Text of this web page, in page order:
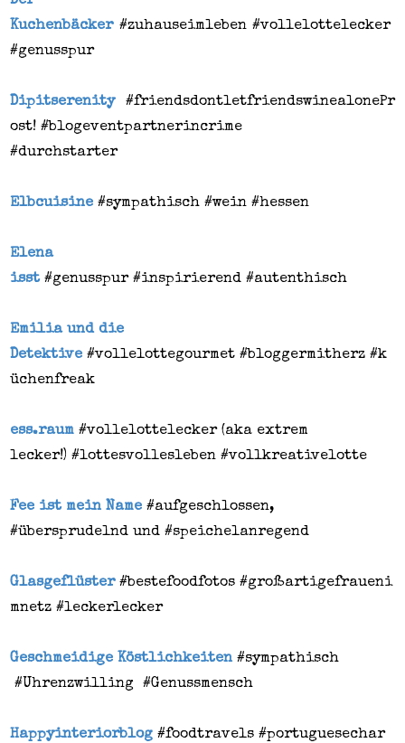
Kuchenbäcker #zuhauseimleben #vollelottelecker
#genusspur
Dipitserenity
#friendsdontletfriendswinealonePr
ost!#blogeventpartnerincrime
#durchstarter
Elbcuisine #sympathisch#wein#hessen
Elena
isst #genusspur#inspirierend#autenthisch
Emilia und die
Detektive #vollelottegourmet#bloggermitherz#k
üchenfreak
ess.raum #vollelottelecker (aka extrem
lecker!)#lottesvollesleben#vollkreativelotte
Fee ist mein Name #aufgeschlossen,
#übersprudelnd und #speichelanregend
Glasgeflüster #bestefoodfotos#großartigefraueni
mnetz#leckerlecker
Geschmeidige Köstlichkeiten #sympathisch
#Uhrenzwilling#Genussmensch
Happyinteriorblog #foodtravels#portuguesechar